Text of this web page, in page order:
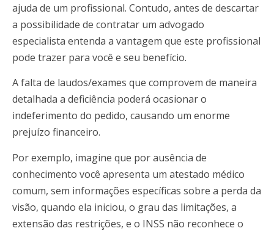
ajuda de um profissional. Contudo, antes de descartar
a possibilidade de contratar um advogado
especialista entenda a vantagem que este profissional
pode trazer para você e seu benefício.
A falta de laudos/exames que comprovem de maneira
detalhada a deficiência poderá ocasionar o
indeferimento do pedido, causando um enorme
prejuízo financeiro.
Por exemplo, imagine que por ausência de
conhecimento você apresenta um atestado médico
comum, sem informações específicas sobre a perda da
visão, quando ela iniciou, o grau das limitações, a
extensão das restrições, e o INSS não reconhece o